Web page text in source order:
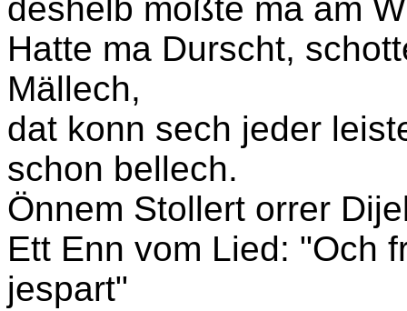
deshelb moßte ma am
Hatte ma Durscht,
Mällech,
dat konn sech jeder
schon bellech.
Önnem Stollert orrer
Ett Enn vom Lied: "Och
jespart"